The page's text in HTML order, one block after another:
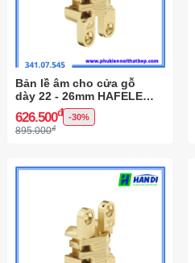
Bản lề âm cho cửa gỗ
dày 22 - 26mm HAFELE
341.07.545
626.500đ -30%
895.000đ